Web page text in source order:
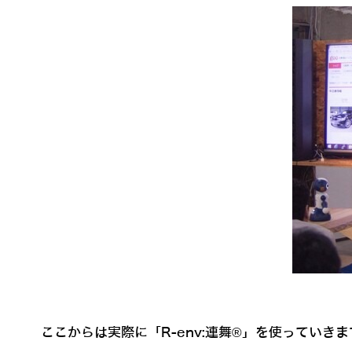
ここからは実際に「R-env:連舞®」を使っていきま